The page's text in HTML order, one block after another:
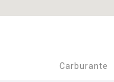
Carburante